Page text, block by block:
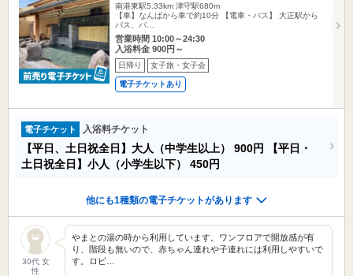
南港東駅5.33km 津守駅680m
【車】なんばから車で約10分 【電車・バス】 大正駅から
バス、バ…
営業時間 10:00～24:30
入浴料金 900円～
日帰り 女子旅・女子会
電子チケットあり
電子チケット 入浴料チケット
【平日、土日祝全日】大人（中学生以上） 900円
【平日・
土日祝全日】小人（小学生以下） 450円
他にも1種類の電子チケットがあります
30代 女
性
やまとの湯の時から利用しています。ワンフロアで開放感が有
り、階段も無いので、赤ちゃん連れや子連れには利用しやすいで
す。ロビ…